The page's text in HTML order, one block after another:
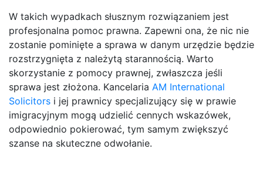
W takich wypadkach słusznym rozwiązaniem jest
profesjonalna pomoc prawna. Zapewni ona, że nic nie
zostanie pominięte a sprawa w danym urzędzie będzie
rozstrzygnięta z należytą starannością. Warto
skorzystanie z pomocy prawnej, zwłaszcza jeśli
sprawa jest złożona. Kancelaria AM International
Solicitors i jej prawnicy specjalizujący się w prawie
imigracyjnym mogą udzielić cennych wskazówek,
odpowiednio pokierować, tym samym zwiększyć
szanse na skuteczne odwołanie.